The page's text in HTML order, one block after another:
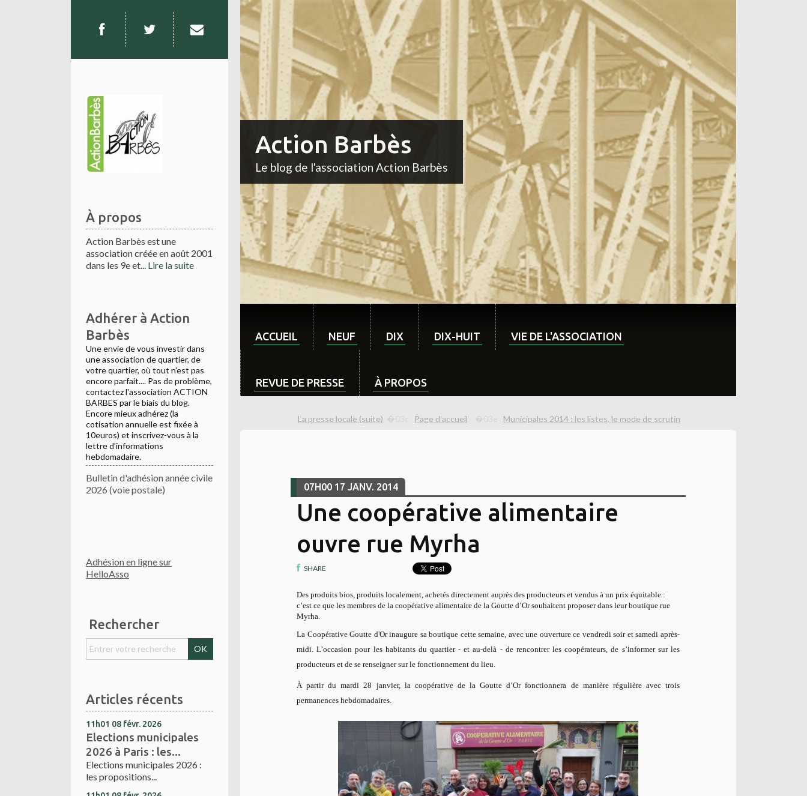
À propos
Action Barbès est une
association créée en août 2001
dans les 9e et... Lire la suite
Adhérer à Action
Barbès
Une envie de vous investir dans
une association de quartier, de
votre quartier, où tout n'est pas
encore parfait.... Pas de problème,
contactez l'association ACTION
BARBES par le biais du blog.
Encore mieux adhérez (la
cotisation annuelle est fixée à
10euros) et inscrivez-vous à la
lettre d'informations
hebdomadaire.
Bulletin d'adhésion année civile
2026 (voie postale)
Adhésion en ligne sur
HelloAsso
Rechercher
Articles récents
11h01 08 févr. 2026
Elections municipales
2026 à Paris : les...
Elections municipales 2026 :
les propositions...
Action Barbès
Le blog de l'association Action Barbès
ACCUEIL NEUF DIX DIX-HUIT VIE DE L'ASSOCIATION
REVUE DE PRESSE À PROPOS
La presse locale (suite) Page d'accueil Municipales 2014 : les listes, le mode de scrutin
07H00 17 JANV. 2014
Une coopérative alimentaire
ouvre rue Myrha
SHARE
Des produits bios, produits localement, achetés directement auprès des producteurs et vendus à un prix équitable :
c’est ce que les membres de la coopérative alimentaire de la Goutte d’Or souhaitent proposer dans leur boutique rue
Myrha.
La Coopérative Goutte d'Or inaugure sa boutique cette semaine, avec une ouverture ce vendredi soir et samedi après-
midi. L’occasion pour les habitants du quartier - et au-delà - de rencontrer les coopérateurs, de s’informer sur les
producteurs et de se renseigner sur le fonctionnement du lieu.
À partir du mardi 28 janvier, la coopérative de la Goutte d’Or fonctionnera de manière régulière avec trois
permanences hebdomadaires.